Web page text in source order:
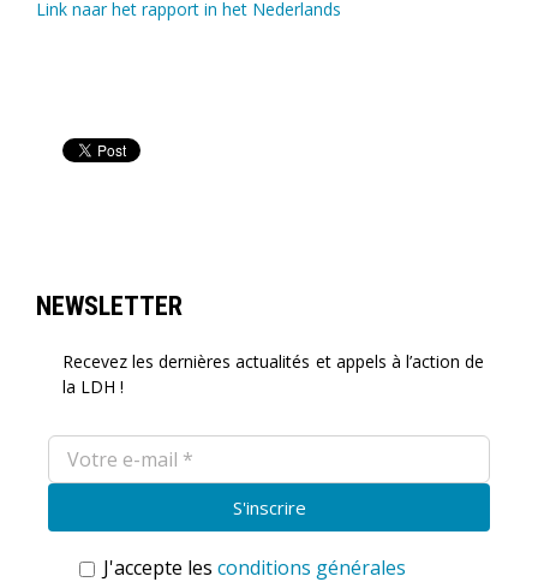
Link naar het rapport in het Nederlands
NEWSLETTER
Recevez les dernières actualités et appels à l’action de
la LDH !
J'accepte les conditions générales